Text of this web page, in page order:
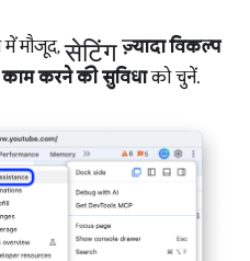
में मौजूद,सेटिंग ज़्यादा विकल्प
करने की सुविधाको चुनें.